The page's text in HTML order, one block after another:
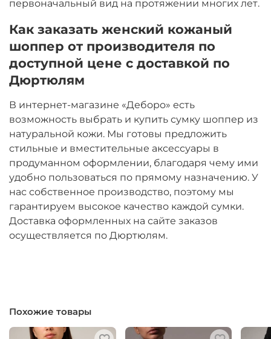
первоначальный вид на протяжении многих лет.
Как заказать женский кожаный
шоппер от производителя по
доступной цене с доставкой по
Дюртюлям
В интернет-магазине «Деборо» есть
возможность выбрать и купить сумку шоппер из
натуральной кожи. Мы готовы предложить
стильные и вместительные аксессуары в
продуманном оформлении, благодаря чему ими
удобно пользоваться по прямому назначению. У
нас собственное производство, поэтому мы
гарантируем высокое качество каждой сумки.
Доставка оформленных на сайте заказов
осуществляется по Дюртюлям.
Похожие товары